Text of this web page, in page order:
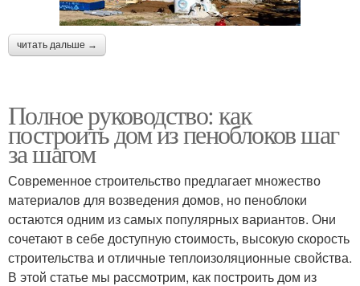
читать дальше →
Полное руководство: как
построить дом из пеноблоков шаг
за шагом
Современное строительство предлагает множество
материалов для возведения домов, но пеноблоки
остаются одним из самых популярных вариантов. Они
сочетают в себе доступную стоимость, высокую скорость
строительства и отличные теплоизоляционные свойства.
В этой статье мы рассмотрим, как построить дом из